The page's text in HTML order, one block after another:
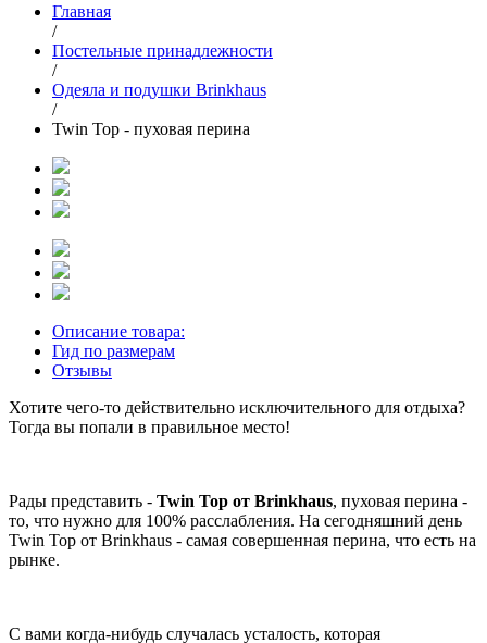
Главная
/
Постельные принадлежности
/
Одеяла и подушки Brinkhaus
/
Twin Top - пуховая перина
Описание товара:
Гид по размерам
Отзывы
Хотите чего-то действительно исключительного для отдыха?
Тогда вы попали в правильное место!
Рады представить - Twin Top от Brinkhaus, пуховая перина -
то, что нужно для 100% расслабления. На сегодняшний день
Twin Top от Brinkhaus - самая совершенная перина, что есть на
рынке.
С вами когда-нибудь случалась усталость, которая